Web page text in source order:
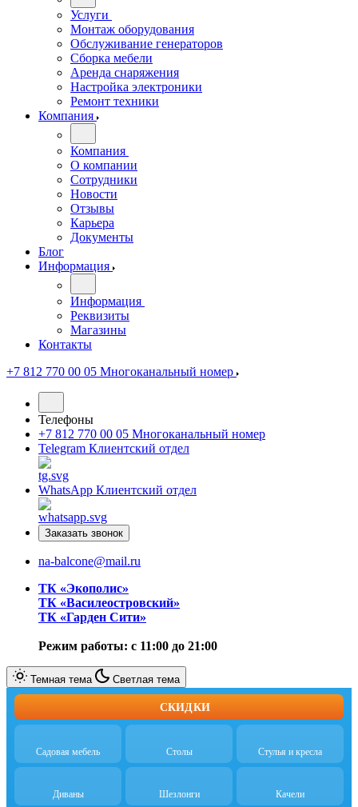
Услуги
Монтаж оборудования
Обслуживание генераторов
Сборка мебели
Аренда снаряжения
Настройка электроники
Ремонт техники
Компания
Компания
О компании
Сотрудники
Новости
Отзывы
Карьера
Документы
Блог
Информация
Информация
Реквизиты
Магазины
Контакты
+7 812 770 00 05 Многоканальный номер
Телефоны
+7 812 770 00 05 Многоканальный номер
Telegram Клиентский отдел
WhatsApp Клиентский отдел
Заказать звонок
na-balcone@mail.ru
ТК «Экополис»
ТК «Василеостровский»
ТК «Гарден Сити»
Режим работы: с 11:00 до 21:00
Темная тема Светлая тема
СКИДКИ
Садовая мебель Столы Стулья и кресла
Диваны Шезлонги Качели